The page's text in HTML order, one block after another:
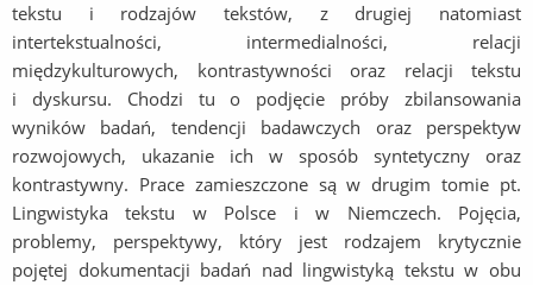
tekstu i rodzajów tekstów, z drugiej natomiast
intertekstualności, intermedialności, relacji
międzykulturowych, kontrastywności oraz relacji tekstu
i dyskursu. Chodzi tu o podjęcie próby zbilansowania
wyników badań, tendencji badawczych oraz perspektyw
rozwojowych, ukazanie ich w sposób syntetyczny oraz
kontrastywny. Prace zamieszczone są w drugim tomie pt.
Lingwistyka tekstu w Polsce i w Niemczech. Pojęcia,
problemy, perspektywy, który jest rodzajem krytycznie
pojętej dokumentacji badań nad lingwistyką tekstu w obu